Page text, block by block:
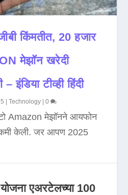
किंमतीत, 20 हजार
मेझॉन खरेदी
इंडिया टीव्ही हिंदी
|Technology |0
Amazon मेझॉनने आयफोन
कमी केली. जर आपण 2025
योजना एअरटेलच्या 100